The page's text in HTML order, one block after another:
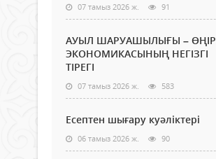
07 тамыз 2026 ж. 91
АУЫЛ ШАРУАШЫЛЫҒЫ – ӨҢІР
ЭКОНОМИКАСЫНЫҢ НЕГІЗГІ
ТІРЕГІ
07 тамыз 2026 ж. 583
Есептен шығару куәліктері
06 тамыз 2026 ж. 90